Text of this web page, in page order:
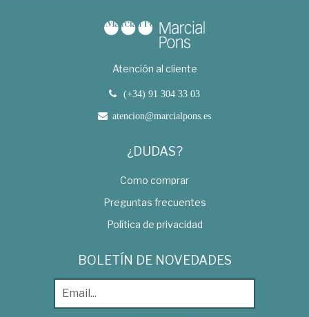
Atención al cliente
(+34) 91 304 33 03
atencion@marcialpons.es
¿DUDAS?
Como comprar
Preguntas frecuentes
Política de privacidad
BOLETÍN DE NOVEDADES